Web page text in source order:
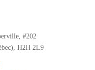
#202
H2H 2L9